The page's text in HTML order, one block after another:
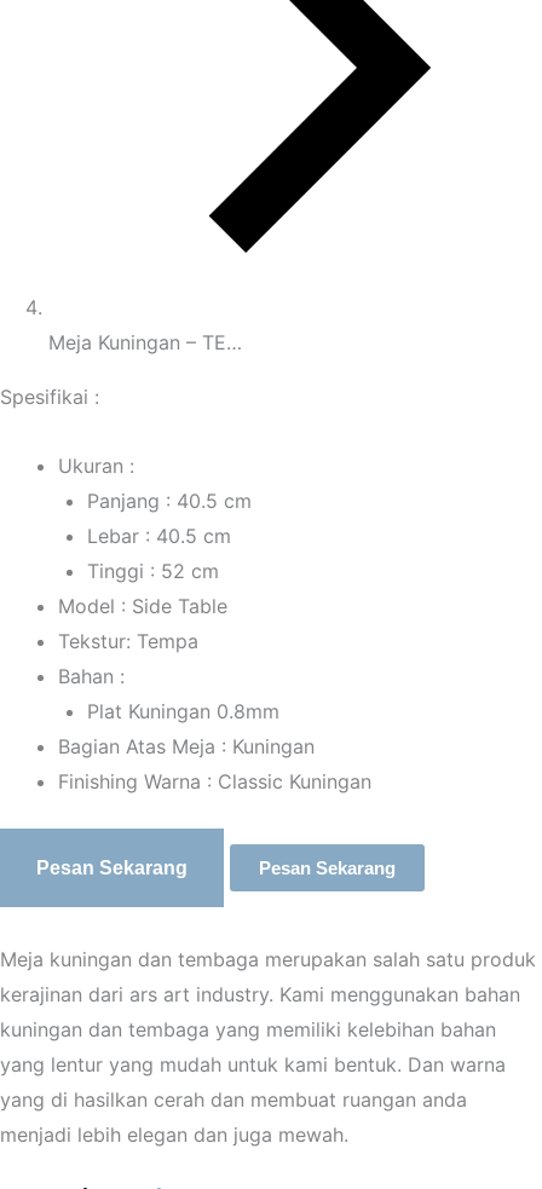
Meja Kuningan – TE…
Spesifikai :
Ukuran :
Panjang : 40.5 cm
Lebar : 40.5 cm
Tinggi : 52 cm
Model : Side Table
Tekstur: Tempa
Bahan :
Plat Kuningan 0.8mm
Bagian Atas Meja : Kuningan
Finishing Warna : Classic Kuningan
Pesan Sekarang Pesan Sekarang
Meja kuningan dan tembaga merupakan salah satu produk
kerajinan dari ars art industry. Kami menggunakan bahan
kuningan dan tembaga yang memiliki kelebihan bahan
yang lentur yang mudah untuk kami bentuk. Dan warna
yang di hasilkan cerah dan membuat ruangan anda
menjadi lebih elegan dan juga mewah.